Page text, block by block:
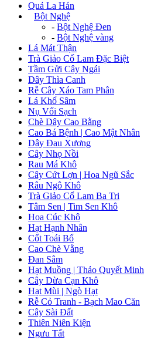
Quả La Hán
Bột Nghệ
- Bột Nghệ Đen
- Bột Nghệ vàng
Lá Mát Thận
Trà Giảo Cổ Lam Đặc Biệt
Tầm Gửi Cây Ngái
Dây Thìa Canh
Rễ Cây Xáo Tam Phân
Lá Khổ Sâm
Nụ Vối Sạch
Chè Dây Cao Bằng
Cao Bá Bệnh | Cao Mật Nhân
Dây Đau Xương
Cây Nhọ Nồi
Rau Má Khô
Cây Cứt Lợn | Hoa Ngũ Sắc
Râu Ngô Khô
Trà Giảo Cổ Lam Ba Tri
Tâm Sen | Tim Sen Khô
Hoa Cúc Khô
Hạt Hạnh Nhân
Cốt Toái Bổ
Cao Chè Vằng
Đan Sâm
Hạt Muồng | Thảo Quyết Minh
Cây Dừa Cạn Khô
Hạt Mùi | Ngò Hạt
Rễ Cỏ Tranh - Bạch Mao Căn
Cây Sài Đất
Thiên Niên Kiện
Ngưu Tất